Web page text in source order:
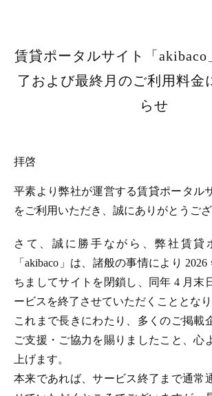
賃貸ポータルサイト「akibaco
了および最終月のご利用料金
らせ
拝啓
平素より弊社が運営する賃貸ポータルサ
をご利用いただき、誠にありがとうござ
さて、誠に勝手ながら、弊社賃貸
「akibaco」は、諸般の事情により
ちましてサイトを閉鎖し、同年 4 月末
ービスを終了させていただくこととなり
これまで長きにわたり、多くのご掲載
ご支援・ご協力を賜りましたこと、心
上げます。
本来であれば、サービス終了まで通常